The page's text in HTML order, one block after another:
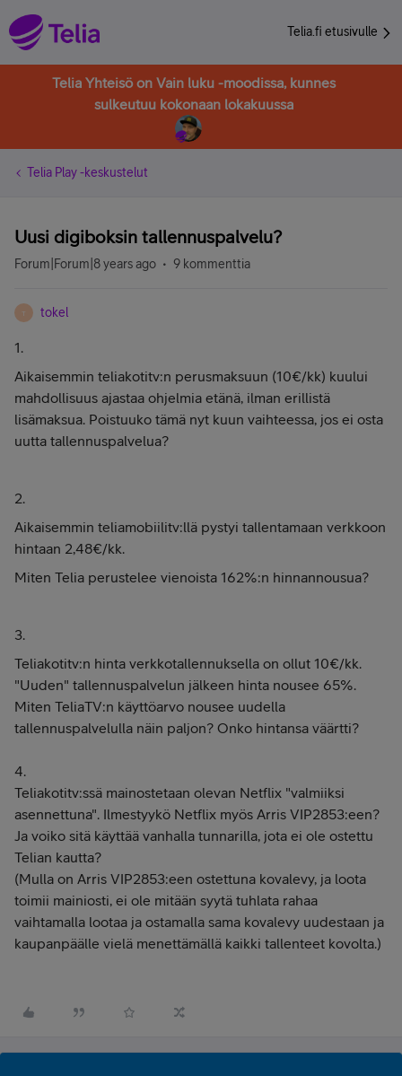
Telia.fi etusivulle
Telia Yhteisö on Vain luku -moodissa, kunnes
sulkeutuu kokonaan lokakuussa
Telia Play -keskustelut
Uusi digiboksin tallennuspalvelu?
Forum|Forum|8 years ago 9 kommenttia
T tokel
1.
Aikaisemmin teliakotitv:n perusmaksuun (10€/kk) kuului
mahdollisuus ajastaa ohjelmia etänä, ilman erillistä
lisämaksua. Poistuuko tämä nyt kuun vaihteessa, jos ei osta
uutta tallennuspalvelua?
2.
Aikaisemmin teliamobiilitv:llä pystyi tallentamaan verkkoon
hintaan 2,48€/kk.
Miten Telia perustelee vienoista 162%:n hinnannousua?
3.
Teliakotitv:n hinta verkkotallennuksella on ollut 10€/kk.
"Uuden" tallennuspalvelun jälkeen hinta nousee 65%.
Miten TeliaTV:n käyttöarvo nousee uudella
tallennuspalvelulla näin paljon? Onko hintansa väärtti?
4.
Teliakotitv:ssä mainostetaan olevan Netflix "valmiiksi
asennettuna". Ilmestyykö Netflix myös Arris VIP2853:een?
Ja voiko sitä käyttää vanhalla tunnarilla, jota ei ole ostettu
Telian kautta?
(Mulla on Arris VIP2853:een ostettuna kovalevy, ja loota
toimii mainiosti, ei ole mitään syytä tuhlata rahaa
vaihtamalla lootaa ja ostamalla sama kovalevy uudestaan ja
kaupanpäälle vielä menettämällä kaikki tallenteet kovolta.)